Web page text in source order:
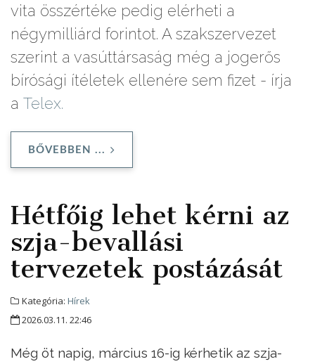
vita összértéke pedig elérheti a
négymilliárd forintot. A szakszervezet
szerint a vasúttársaság még a jogerős
bírósági ítéletek ellenére sem fizet - írja
a Telex.
BŐVEBBEN ...
Hétfőig lehet kérni az
szja-bevallási
tervezetek postázását
Kategória: Hírek
2026.03.11. 22:46
Még öt napig, március 16-ig kérhetik az szja-